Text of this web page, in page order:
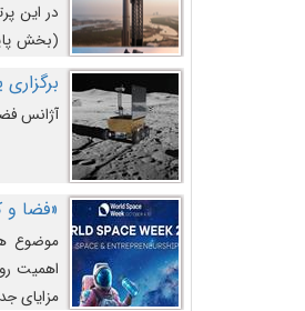
در این
کند و
آژانس
«فضا و
اهمیت
مزایای